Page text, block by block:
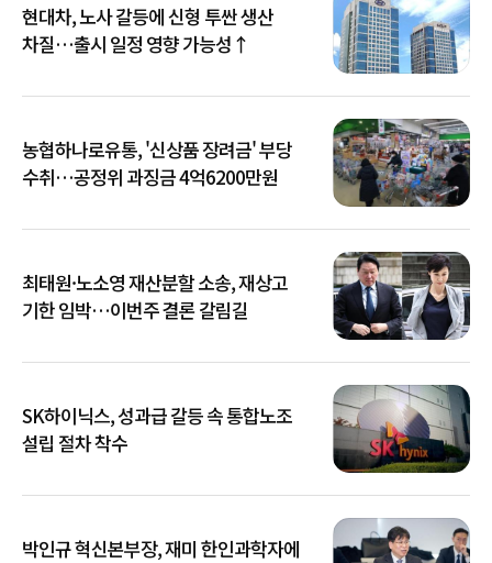
현대차, 노사 갈등에 신형 투싼 생산
차질…출시 일정 영향 가능성↑
농협하나로유통, '신상품 장려금' 부당
수취…공정위 과징금 4억6200만원
최태원·노소영 재산분할 소송, 재상고
기한 임박…이번주 결론 갈림길
SK하이닉스, 성과급 갈등 속 통합노조
설립 절차 착수
박인규 혁신본부장, 재미 한인과학자에